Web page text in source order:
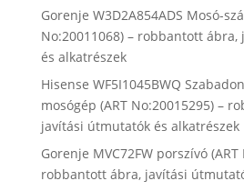
Gorenje W3D2A854ADS Mosó-
No:20011068) – robbantott
és alkatrészek
Hisense WF5I1045BWQ
mosógép (ART No:20015295) –
javítási útmutatók és alkatrészek
Gorenje MVC72FW porszívó (ART
robbantott ábra, javítási